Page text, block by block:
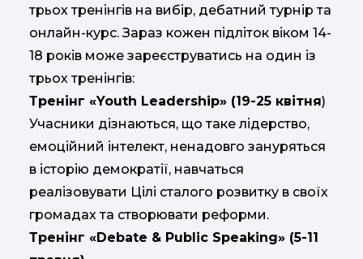
трьох тренінгів на вибір, дебатний турнір та
онлайн-курс. Зараз кожен підліток віком 14-
18 років може зареєструватись на один із
трьох тренінгів:
Тренінг «Youth Leadership» (19-25 квітня)
Учасники дізнаються, що таке лідерство,
емоційний інтелект, ненадовго зануряться
в історію демократії, навчаться
реалізовувати Цілі сталого розвитку в своїх
громадах та створювати реформи.
Тренінг «Debate & Public Speaking» (5-11